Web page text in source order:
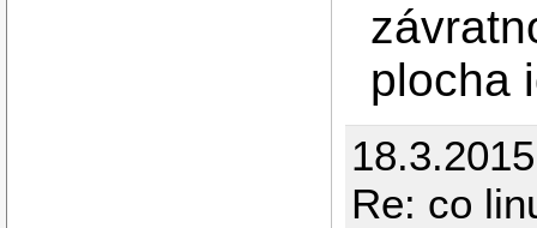
plocha
Re: co